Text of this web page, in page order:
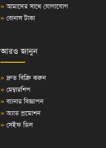
» আমাদের সাথে যোগাযোগ
» বোনাস টাকা
আরও জানুন
» দ্রুত বিক্রি করুন
» মেম্বারশিপ
» ব্যানার বিজ্ঞাপন
» অ্যাড প্রমোশন
» সেইফ ডিল